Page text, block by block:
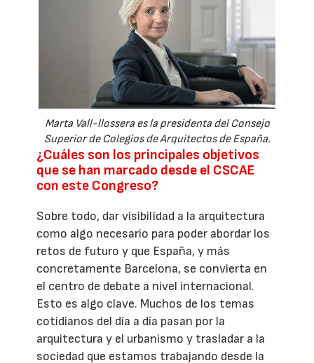
Marta Vall-llossera es la presidenta del Consejo
Superior de Colegios de Arquitectos de España.
¿Cuáles son los principales objetivos
que se han marcado desde el CSCAE
con este Congreso?
Sobre todo, dar visibilidad a la arquitectura
como algo necesario para poder abordar los
retos de futuro y que España, y más
concretamente Barcelona, se convierta en
el centro de debate a nivel internacional.
Esto es algo clave. Muchos de los temas
cotidianos del día a día pasan por la
arquitectura y el urbanismo y trasladar a la
sociedad que estamos trabajando desde la